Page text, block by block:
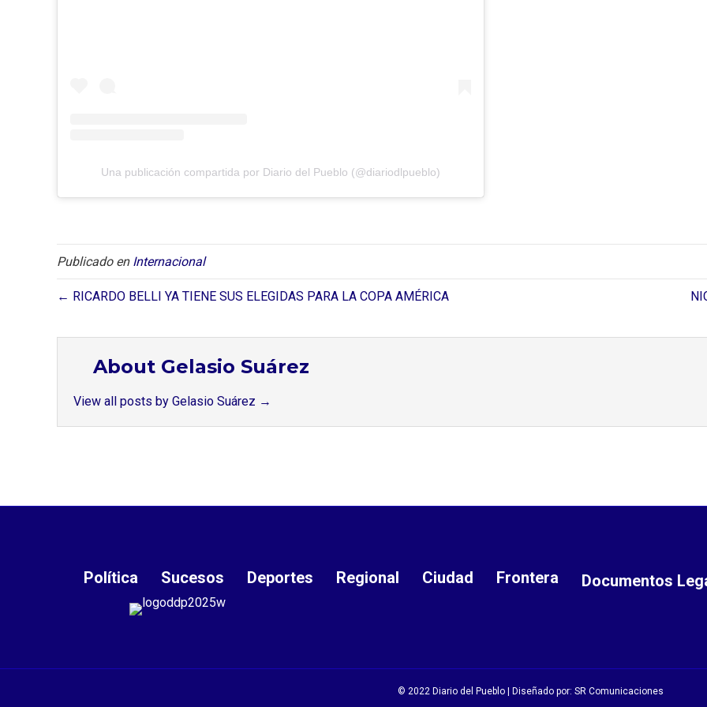
Una publicación compartida por Diario del Pueblo (@diariodlpueblo)
Publicado en Internacional
← RICARDO BELLI YA TIENE SUS ELEGIDAS PARA LA COPA AMÉRICA
About Gelasio Suárez
View all posts by Gelasio Suárez →
Política Sucesos Deportes Regional Ciudad Frontera Documentos
© 2022 Diario del Pueblo | Diseñado por: SR Comunicaciones